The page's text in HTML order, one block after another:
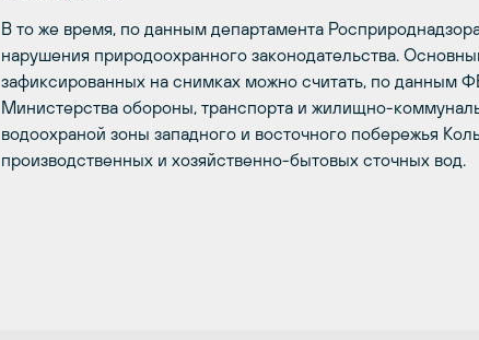
В то же время, по данным департамента
нарушения природоохранного законодательства.
зафиксированных на снимках можно считать, по данным
Министерства обороны, транспорта и жилищно-
водоохраной зоны западного и восточного побережья
производственных и хозяйственно-бытовых сточных вод.